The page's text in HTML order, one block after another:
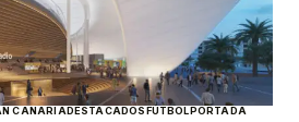
CANARIADESTACADOS FÚTBOL PORTADA